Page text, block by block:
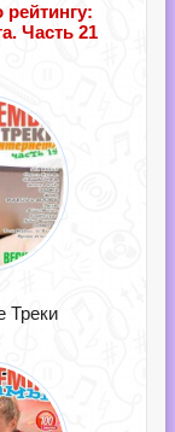
Часть 21
Треки